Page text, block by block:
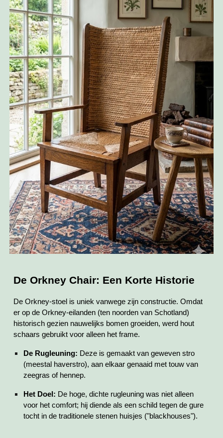
De Orkney Chair: Een Korte Historie
De Orkney-stoel is uniek vanwege zijn constructie. Omdat
er op de Orkney-eilanden (ten noorden van Schotland)
historisch gezien nauwelijks bomen groeiden, werd hout
schaars gebruikt voor alleen het frame.
De Rugleuning: Deze is gemaakt van geweven stro
(meestal haverstro), aan elkaar genaaid met touw van
zeegras of hennep.
Het Doel: De hoge, dichte rugleuning was niet alleen
voor het comfort; hij diende als een schild tegen de gure
tocht in de traditionele stenen huisjes ("blackhouses").